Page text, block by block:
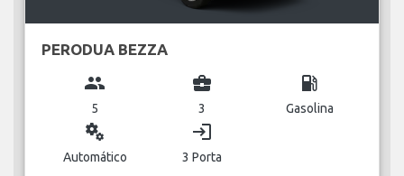
PERODUA BEZZA
group
5
business_center
3
local_gas_station
Gasolina
miscellaneous_services
Automático
login
3 Porta